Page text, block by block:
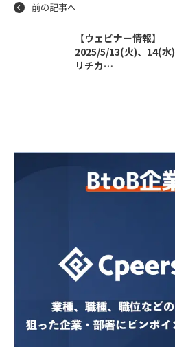
前の記事へ
【ウェビナー情報】
2025/5/13(火)、14(水)
リチカ…